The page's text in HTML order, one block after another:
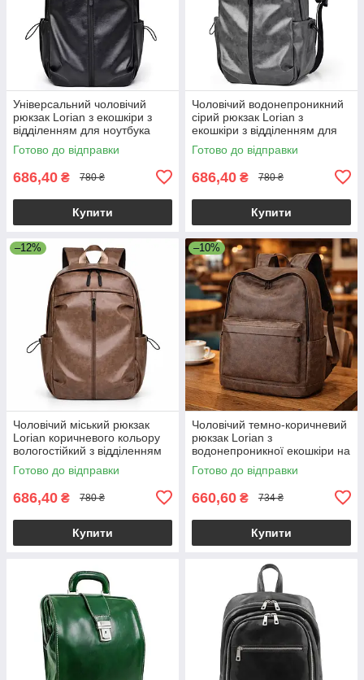
Універсальний чоловічий
рюкзак Lorian з екошкіри з
відділенням для ноутбука
водонепроникний чорний LR
4328 BK
Готово до відправки
686,40 ₴ 780 ₴
Купити
Чоловічий водонепроникний
сірий рюкзак Lorian з
екошкіри з відділенням для
ноутбука та бічними
кишенями
Готово до відправки
686,40 ₴ 780 ₴
Купити
–12%
Чоловічий міський рюкзак
Lorian коричневого кольору
вологостійкий з відділенням
для ноутбука LR 4328 BN
Готово до відправки
686,40 ₴ 780 ₴
Купити
–10%
Чоловічий темно-коричневий
рюкзак Lorian з
водонепроникної екошкіри на
регульованих лямках LR
4128 BND
Готово до відправки
660,60 ₴ 734 ₴
Купити